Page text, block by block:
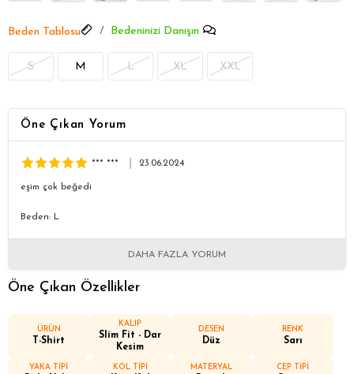
Beden Tablosu Bedeninizi Danışın
S M L XL XXL
Öne Çıkan Yorum
*** *** 23.06.2024
eşim çok beğedi
Beden: L
DAHA FAZLA YORUM
Öne Çıkan Özellikler
ÜRÜN
T-Shirt
KALIP
Slim Fit - Dar
Kesim
DESEN
Düz
RENK
Sarı
YAKA TİPİ KOL TİPİ MATERYAL CEP TİPİ